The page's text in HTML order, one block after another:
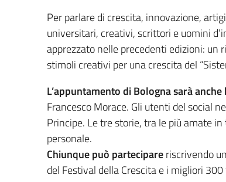
Per parlare di crescita, innovazione,
universitari, creativi, scrittori e uomini
apprezzato nelle precedenti edizioni: un
stimoli creativi per una crescita del
L’appuntamento di Bologna sarà
Francesco Morace. Gli utenti del social
Principe. Le tre storie, tra le più amate
personale.
Chiunque può partecipareriscrivendo
del Festival della Crescita e i migliori